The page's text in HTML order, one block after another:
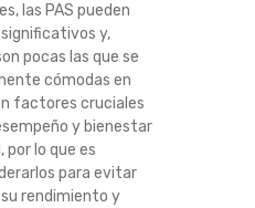
las PAS pueden
y,
pocas las que se
cómodas en
factores cruciales
y bienestar
por lo que es
para evitar
rendimiento y